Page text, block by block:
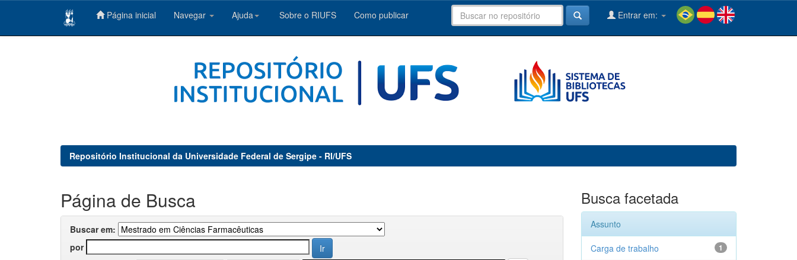
Página inicial Navegar Ajuda Sobre o RIUFS Como publicar Entrar em:
Repositório Institucional da Universidade Federal de Sergipe - RI/UFS
Página de Busca
Buscar em:
por
Busca facetada
Assunto
1
Carga de trabalho